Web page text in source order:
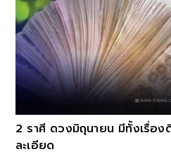
2 ราศี ดวงมิถุนายน มีทั้งเรื่อง
ละเอียด